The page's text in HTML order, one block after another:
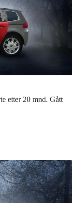
etter 20 mnd. Gått